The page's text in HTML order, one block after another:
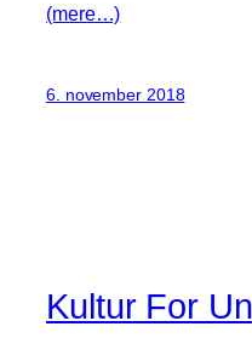
(mere…)
6. november 2018
Kultur For